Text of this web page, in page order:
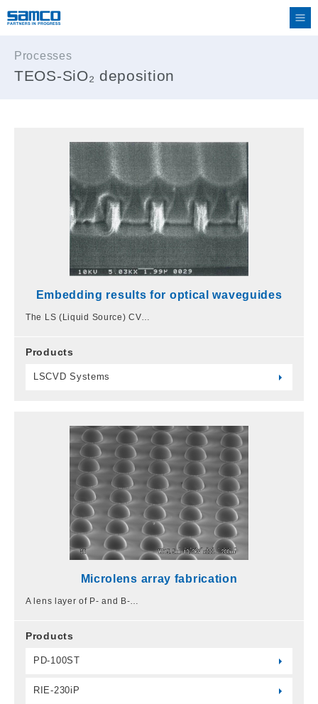
Processes
TEOS-SiO₂ deposition
Embedding results for optical waveguides
The LS (Liquid Source) CV…
Products
LSCVD Systems
Microlens array fabrication
A lens layer of P- and B-…
Products
PD-100ST
RIE-230iP